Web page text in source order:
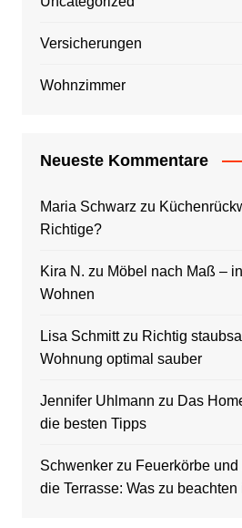
Versicherungen
Wohnzimmer
Neueste Kommentare
Maria Schwarz zu
Richtige?
Kira N. zu Möbel nach Maß –
Wohnen
Lisa Schmittzu Richtig
Wohnung optimal sauber
Jennifer Uhlmann zu Das
die besten Tipps
Schwenkerzu Feuerkörbe
die Terrasse: Was zu beachten